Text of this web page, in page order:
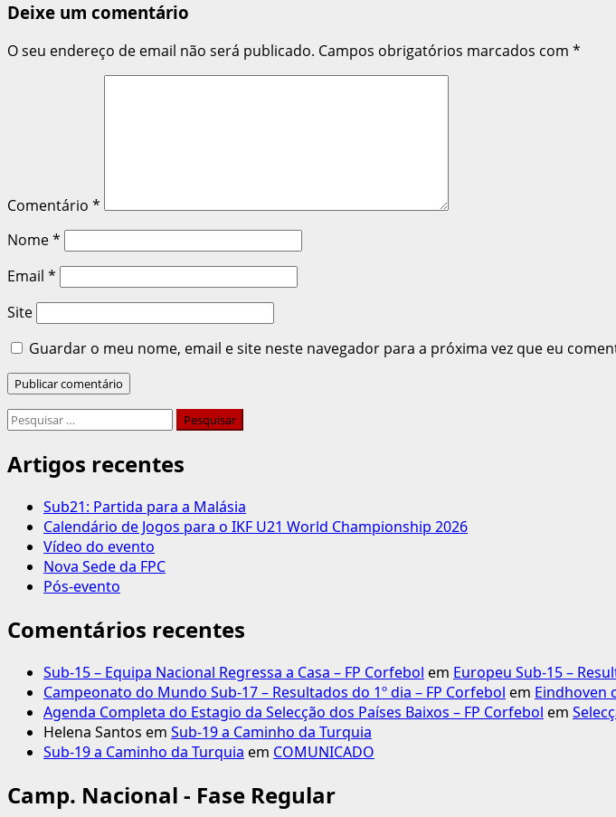
Deixe um comentário
O seu endereço de email não será publicado. Campos obrigatórios marcados com *
Comentário *
Nome*
Email *
Site
Guardar o meu nome, email e site neste navegador para a próxima vez que eu
Pesquisar
Artigos recentes
Sub21: Partida para a Malásia
Calendário de Jogos para o IKF U21 World Championship 2026
Vídeo do evento
Nova Sede da FPC
Pós-evento
Comentários recentes
Sub-15 – Equipa Nacional Regressa a Casa – FP Corfebol em Europeu Sub-15 –
Campeonato do Mundo Sub-17 – Resultados do 1º dia – FP Corfebol em Eindhoven
Agenda Completa do Estagio da Selecção dos Países Baixos – FP Corfebol em
Helena Santos em Sub-19 a Caminho da Turquia
Sub-19 a Caminho da Turquia em COMUNICADO
Camp. Nacional - Fase Regular